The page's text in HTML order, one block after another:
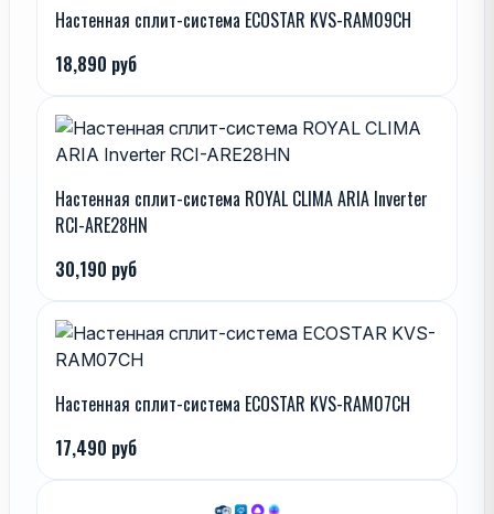
Настенная сплит-система ECOSTAR KVS-RAM09CH
18,890 руб
Настенная сплит-система ROYAL CLIMA ARIA Inverter
RCI-ARE28HN
30,190 руб
Настенная сплит-система ECOSTAR KVS-RAM07CH
17,490 руб